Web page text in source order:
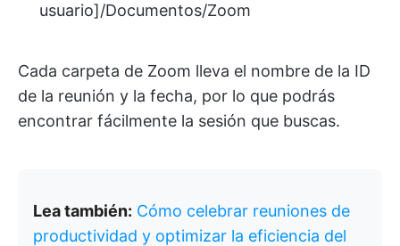
usuario]/Documentos/Zoom
Cada carpeta de Zoom lleva el nombre de la ID
de la reunión y la fecha, por lo que podrás
encontrar fácilmente la sesión que buscas.
Lea también: Cómo celebrar reuniones de
productividad y optimizar la eficiencia del